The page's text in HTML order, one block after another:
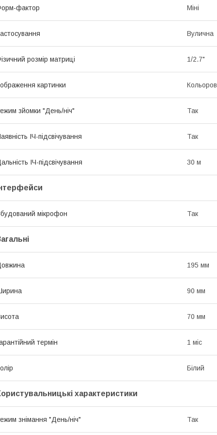
фактор Міні
Вулична
розмір матриці 1/2.7"
картинки
зйомки "День/ніч" Так
ІЧ-підсвічування Так
ІЧ-підсвічування 30 м
мікрофон Так
195 мм
90 мм
70 мм
термін 1 міс
Білий
характеристики
знімання "День/ніч" Так